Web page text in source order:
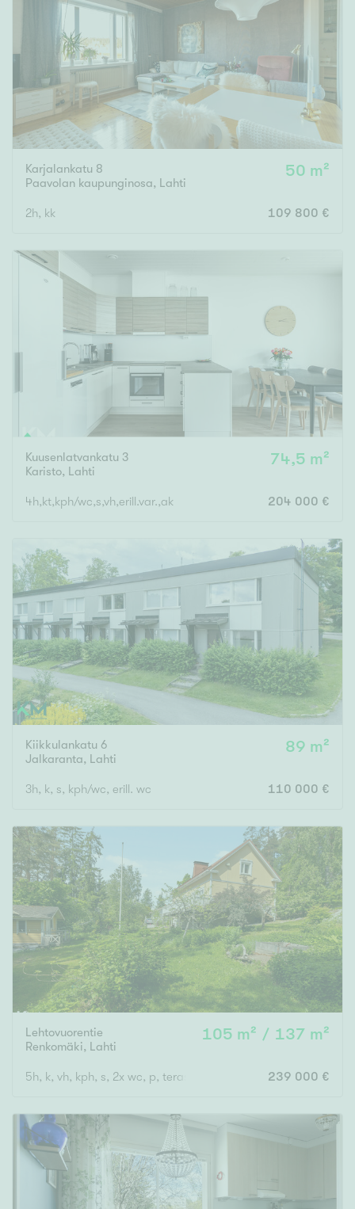
Karjalankatu 8
Paavolan kaupunginosa, Lahti
50 m²
2h, kk 109 800 €
Kuusenlatvankatu 3
Karisto, Lahti
74,5 m²
4h,kt,kph/wc,s,vh,erill.var.,ak 204 000 €
Kiikkulankatu 6
Jalkaranta, Lahti
89 m²
3h, k, s, kph/wc, erill. wc 110 000 €
Lehtovuorentie
Renkomäki, Lahti
105 m² / 137 m²
5h, k, vh, kph, s, 2x wc, p, terassi, var, ak, 239 000 €